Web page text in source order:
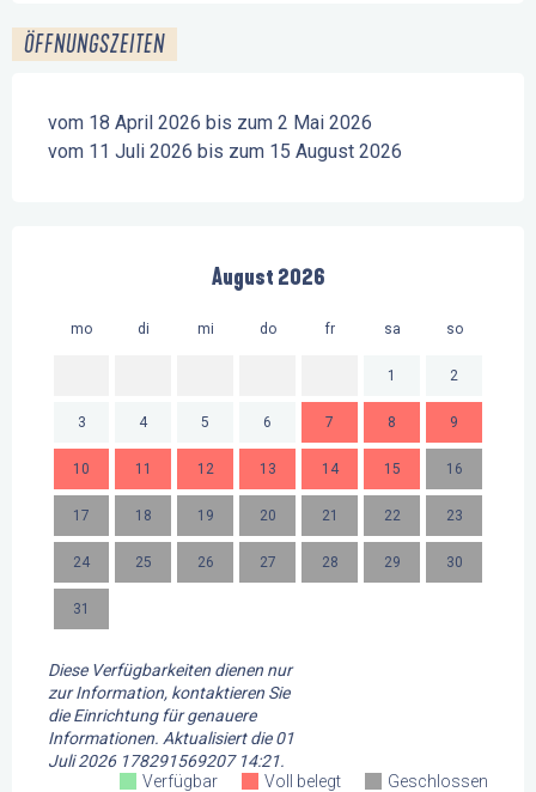
ÖFFNUNGSZEITEN
vom 18 April 2026 bis zum 2 Mai 2026
vom 11 Juli 2026 bis zum 15 August 2026
August 2026
mo di mi do fr sa so
1 2
3 4 5 6 7 8 9
10 11 12 13 14 15 16
17 18 19 20 21 22 23
24 25 26 27 28 29 30
31
Diese Verfügbarkeiten dienen nur
zur Information, kontaktieren Sie
die Einrichtung für genauere
Informationen. Aktualisiert die01
Juli 2026 178291569207 14:21.
Verfügbar
Voll belegt Geschlossen